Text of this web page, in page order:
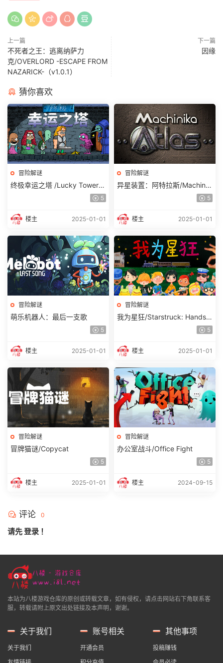
上一篇
不死者之王：逃离纳萨力
克/OVERLORD -ESCAPE FROM
NAZARICK-（v1.0.1）
下一篇
因缘
猜你喜欢
冒险解谜
终极幸运之塔 /Lucky Tower U
5
楼主 2025-01-01
冒险解谜
异星装置：阿特拉斯/Machinik
5
楼主 2025-01-01
冒险解谜
萌乐机器人：最后一支歌
5
楼主 2025-01-01
冒险解谜
我为星狂/Starstruck: Hands o
5
楼主 2025-01-01
冒险解谜
冒牌猫谜/Copycat
5
楼主 2025-01-01
冒险解谜
办公室战斗/Office Fight
5
楼主 2024-09-15
评论 0
请先登录 ！
本站为八楼游戏仓库的原创或转载文章，如有侵权，请点击网站右下角联系客
服，转载请附上原文出处链接及本声明，谢谢。
关于我们
关于我们
账号相关
开通会员
其他事项
投稿赚钱